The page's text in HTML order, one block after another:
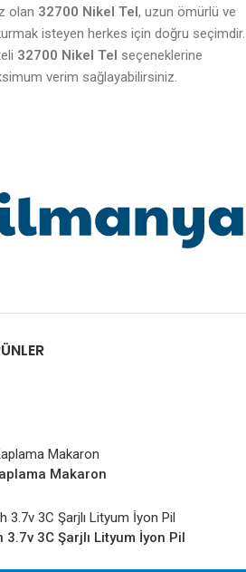
Makaron
3C Şarjlı Lityum İyon Pil
olan 32700 Nikel Tel, uzun ömürlü ve
isteyen herkes için doğru seçimdir.
32700 Nikel Tel seçeneklerine
verim sağlayabilirsiniz.